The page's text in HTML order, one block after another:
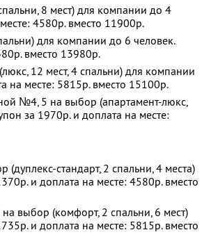
8 мест) для компании до 4
4580р. вместо 11900р.
для компании до 6 человек.
вместо 13980р.
12 мест, 4 спальни) для компании
на месте: 5815р. вместо 15100р.
№4, 5 на выбор (апартамент-люкс,
за 1970р. и доплата на месте:
стандарт, 2 спальни, 4 места)
и доплата на месте: 4580р. вместо
выбор (комфорт, 2 спальни, 6 мест)
и доплата на месте: 5815р. вместо